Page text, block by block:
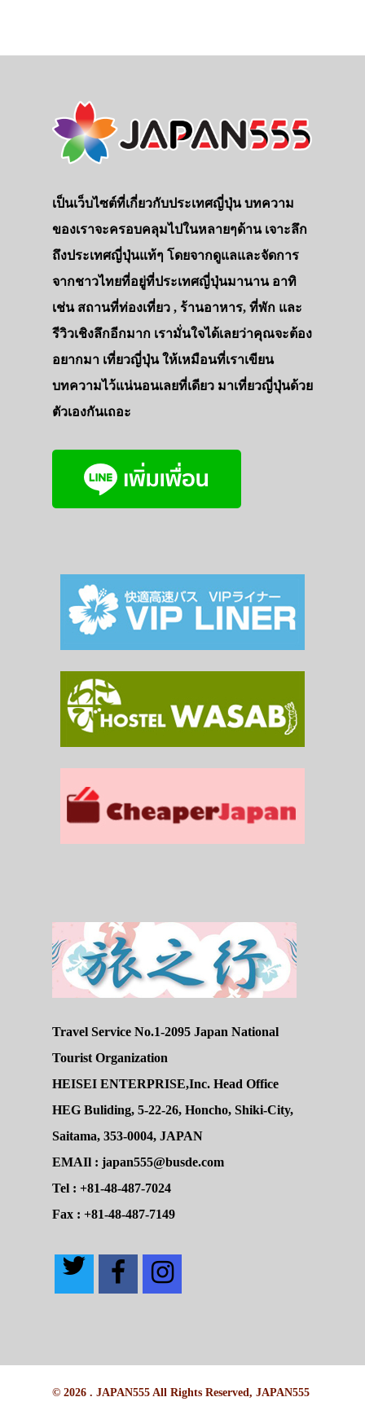
เป็นเว็บไซต์ที่เกี่ยวกับประเทศญี่ปุ่น บทความ
ของเราจะครอบคลุมไปในหลายๆด้าน เจาะลึก
ถึงประเทศญี่ปุ่นแท้ๆ โดยจากดูแลและจัดการ
จากชาวไทยที่อยู่ที่ประเทศญี่ปุ่นมานาน อาทิ
เช่น สถานที่ท่องเที่ยว , ร้านอาหาร, ที่พัก และ
รีวิวเชิงลึกอีกมาก เรามั่นใจได้เลยว่าคุณจะต้อง
อยากมา เที่ยวญี่ปุ่น ให้เหมือนที่เราเขียน
บทความไว้แน่นอนเลยที่เดียว มาเที่ยวญี่ปุ่นด้วย
ตัวเองกันเถอะ
Travel Service No.1-2095 Japan National
Tourist Organization
HEISEI ENTERPRISE,Inc. Head Office
HEG Buliding, 5-22-26, Honcho, Shiki-City,
Saitama, 353-0004, JAPAN
EMAIl : japan555@busde.com
Tel : +81-48-487-7024
Fax : +81-48-487-7149
© 2026 . JAPAN555 All Rights Reserved, JAPAN555